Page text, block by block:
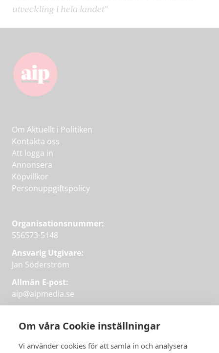
Om våra Cookie inställningar
Vi använder cookies för att samla in och analysera
utveckling i hela landet”
Om Aktuellt i Politiken
Kontakta oss
Att logga in
Annonsera
Köpvillkor
Personuppgiftspolicy
Organisationsnummer:
556573-5148
Ansvarig Utgivare:
Jan Söderström
Allmän E-post:
aip@aipmedia.se
aip@flowyinfo.seeller 08-1210 60 40.
Instagram
LinkedIn
Twitter
Facebook